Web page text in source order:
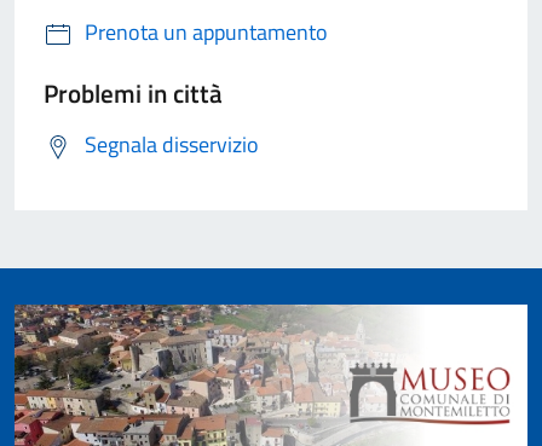
Prenota un appuntamento
Problemi in città
Segnala disservizio